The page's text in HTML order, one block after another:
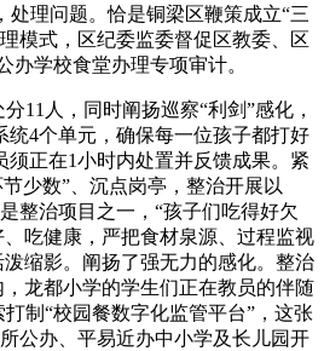
处理问题。恰是铜梁区鞭策成立“三
模式，区纪委监委督促区教委、区
办学校食堂办理专项审计。
人，同时阐扬巡察“利剑”感化，
统4个单元，确保每一位孩子都打好
须正在1小时内处置并反馈成果。紧
少数”、沉点岗亭，整治开展以
整治项目之一，“孩子们吃得好欠
吃健康，严把食材泉源、过程监视
缩影。阐扬了强无力的感化。整治
龙都小学的学生们正在教员的伴随
制“校园餐数字化监管平台”，这张
公办、平易近办中小学及长儿园开